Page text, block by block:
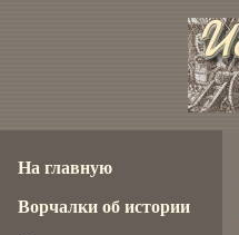
На главную
Ворчалки об истории